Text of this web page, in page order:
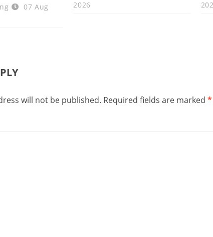
07 Aug
2026
will not be published. Required fields are marked *